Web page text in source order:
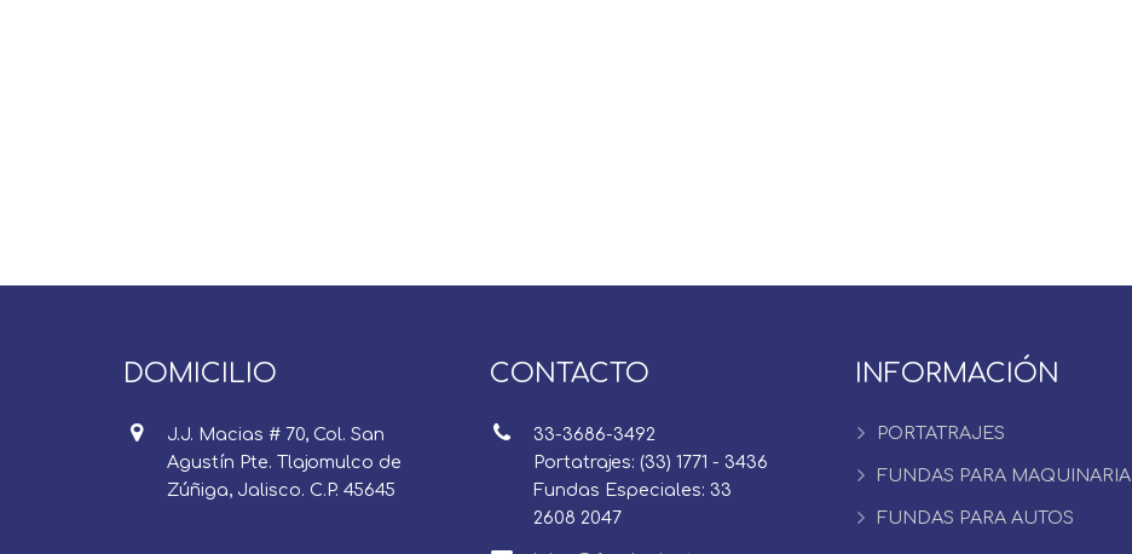
DOMICILIO
J.J. Macias # 70, Col. San
Agustín Pte. Tlajomulco de
Zúñiga, Jalisco. C.P. 45645
CONTACTO
33-3686-3492
Portatrajes: (33) 1771 - 3436
Fundas Especiales: 33
2608 2047
INFORMACIÓN
PORTATRAJES
FUNDAS PARA MAQUINARIA
FUNDAS PARA AUTOS